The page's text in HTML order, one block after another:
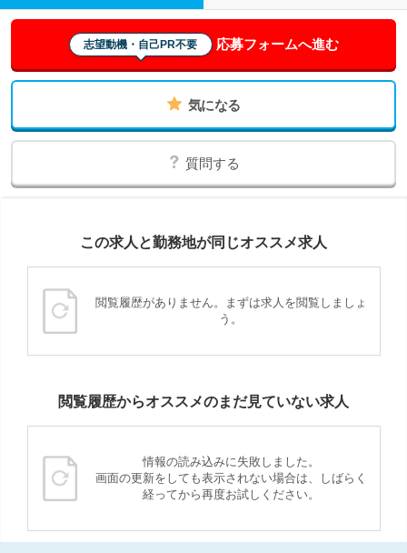
志望動機・自己PR不要 応募フォームへ進む
気になる
質問する
この求人と勤務地が同じオススメ求人
閲覧履歴がありません。まずは求人を閲覧しましょ
う。
閲覧履歴からオススメのまだ見ていない求人
情報の読み込みに失敗しました。
画面の更新をしても表示されない場合は、しばらく
経ってから再度お試しください。